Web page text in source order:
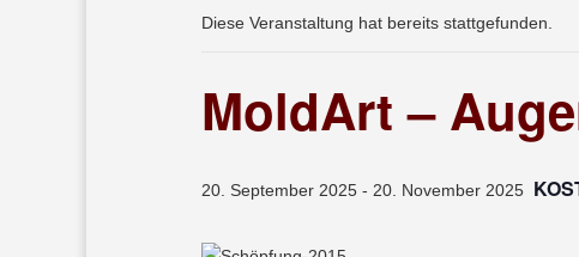
Diese Veranstaltung hat bereits stattgefunden.
MoldArt –
20. September 2025 - 20. November 2025